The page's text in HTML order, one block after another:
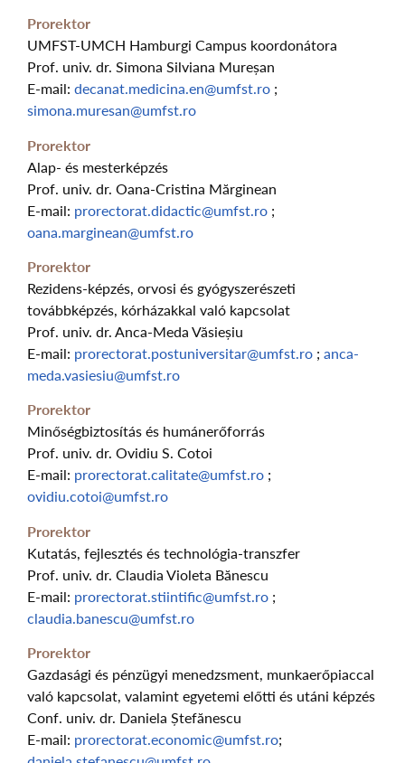
Prorektor
UMFST-UMCH Hamburgi Campus koordonátora
Prof. univ. dr. Simona Silviana Mureșan
E-mail: decanat.medicina.en@umfst.ro ;
simona.muresan@umfst.ro
Prorektor
Alap- és mesterképzés
Prof. univ. dr. Oana-Cristina Mărginean
E-mail: prorectorat.didactic@umfst.ro ;
oana.marginean@umfst.ro
Prorektor
Rezidens-képzés, orvosi és gyógyszerészeti
továbbképzés, kórházakkal való kapcsolat
Prof. univ. dr. Anca-Meda Văsieșiu
E-mail: prorectorat.postuniversitar@umfst.ro ; anca-
meda.vasiesiu@umfst.ro
Prorektor
Minőségbiztosítás és humánerőforrás
Prof. univ. dr. Ovidiu S. Cotoi
E-mail: prorectorat.calitate@umfst.ro ;
ovidiu.cotoi@umfst.ro
Prorektor
Kutatás, fejlesztés és technológia-transzfer
Prof. univ. dr. Claudia Violeta Bănescu
E-mail: prorectorat.stiintific@umfst.ro ;
claudia.banescu@umfst.ro
Prorektor
Gazdasági és pénzügyi menedzsment, munkaerőpiaccal
való kapcsolat, valamint egyetemi előtti és utáni képzés
Conf. univ. dr. Daniela Ștefănescu
E-mail: prorectorat.economic@umfst.ro;